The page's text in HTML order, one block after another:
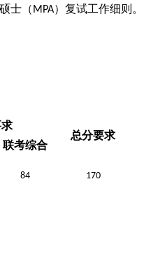
士（ MPA）复试工作细则。
总分要求
联考综合
84 170